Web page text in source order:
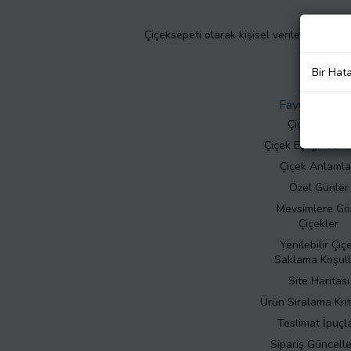
Çiçeksepeti olarak kişisel verilerinizin
Faydalı Bilgiler
Çiçek Bakımı
Çiçek Eşliğinde
Çiçek
Özel Günler
Mevsimlere
Çiçekler
Yenilebilir
Saklama
Site Haritası
Ürün Sıralama
Teslimat
Sipariş
Bir